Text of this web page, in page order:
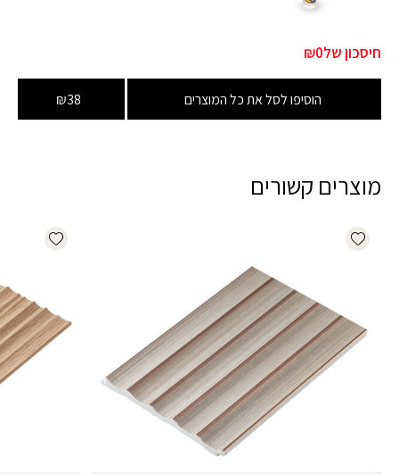
חיסכון של₪0
הוסיפו לסל את כל המוצרים ₪38
מוצרים קשורים
Add wishlist
wishlist